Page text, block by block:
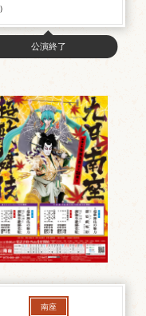
公演終了
南座